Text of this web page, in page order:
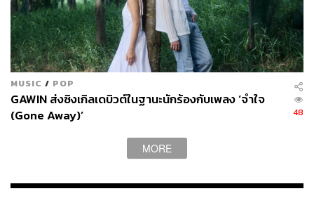
MUSIC / POP
GAWIN ส่งซิงเกิลเดบิวต์ในฐานะนักร้องกับเพลง ‘จำใจ
(Gone Away)’
48
MORE